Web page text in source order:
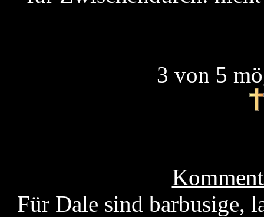
3 von 5
Für Dale sind barbusige,